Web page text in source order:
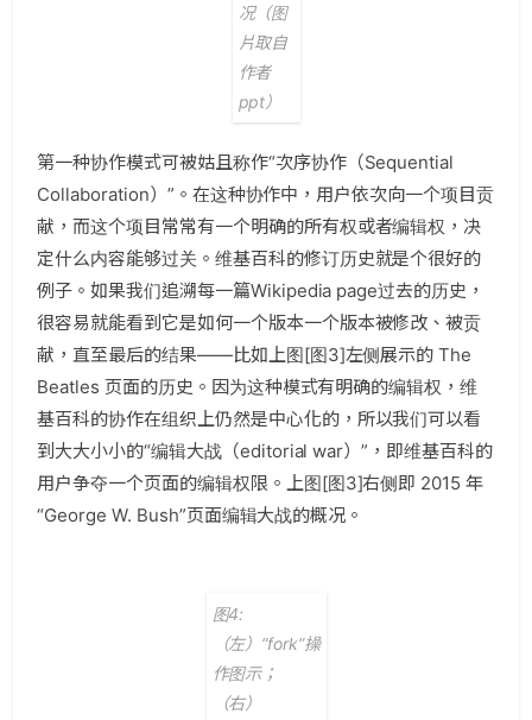
况（图
片取自
作者
ppt）
第一种协作模式可被姑且称作“次序协作（Sequential
Collaboration）”。在这种协作中，用户依次向一个项目贡
献，而这个项目常常有一个明确的所有权或者编辑权，决
定什么内容能够过关。维基百科的修订历史就是个很好的
例子。如果我们追溯每一篇Wikipedia page过去的历史，
很容易就能看到它是如何一个版本一个版本被修改、被贡
献，直至最后的结果——比如上图[图3]左侧展示的 The
Beatles 页面的历史。因为这种模式有明确的编辑权，维
基百科的协作在组织上仍然是中心化的，所以我们可以看
到大大小小的“编辑大战（editorial war）”，即维基百科的
用户争夺一个页面的编辑权限。上图[图3]右侧即 2015 年
“George W. Bush”页面编辑大战的概况。
图4:
（左）“fork”操
作图示；
（右）